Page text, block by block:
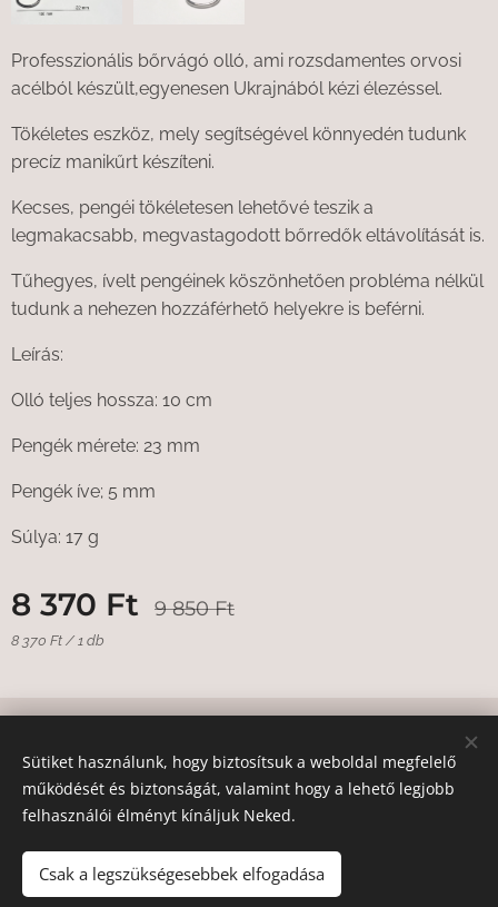
Professzionális bőrvágó olló, ami rozsdamentes orvosi
acélból készült,egyenesen Ukrajnából kézi élezéssel.
Tökéletes eszköz, mely segítségével könnyedén tudunk
precíz manikűrt készíteni.
Kecses, pengéi tökéletesen lehetővé teszik a
legmakacsabb, megvastagodott bőrredők eltávolítását is.
Tűhegyes, ívelt pengéinek köszönhetően probléma nélkül
tudunk a nehezen hozzáférhető helyekre is beférni.
Leírás:
Olló teljes hossza: 10 cm
Pengék mérete: 23 mm
Pengék íve; 5 mm
Súlya: 17 g
8 370 Ft 9 850Ft
8 370 Ft / 1 db
Minden jog fenntartva.
Sütik
Nyelvek
Magyar
English Deutsch
Sütiket használunk, hogy biztosítsuk a weboldal megfelelő
működését és biztonságát, valamint hogy a lehető legjobb
felhasználói élményt kínáljuk Neked.
Csak a legszükségesebbek elfogadása